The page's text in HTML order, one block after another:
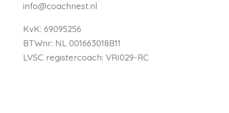
info@coachnest.nl
KvK: 69095256
BTWnr: NL 001663018B11
LVSC registercoach: VRI029-RC